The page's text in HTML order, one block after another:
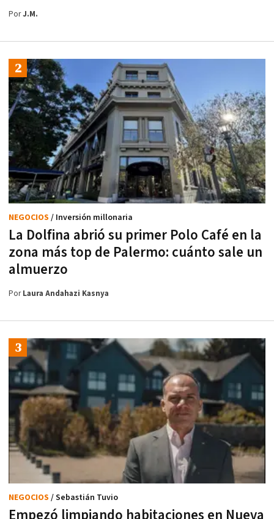
PorJ.M.
La Dolfina abrió su primer Polo Café en la
zona más top de Palermo: cuánto sale un
almuerzo
NEGOCIOS / Inversión millonaria
PorLaura Andahazi Kasnya
Empezó limpiando habitaciones en Nueva
NEGOCIOS / Sebastián Tuvio